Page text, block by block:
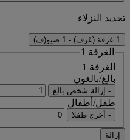
تحديد النزلاء
1 غرفة (غرف) - 1 ضيو(ف)
الغرفة 1
الغرفة 1
بالغ/بالغون
- إزالة شخص بالغ
طفل/أطفال
- أخرج طفلا
إزالة